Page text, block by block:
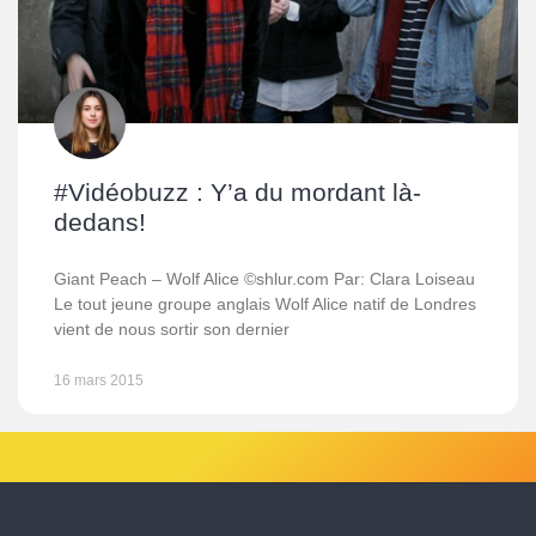
#Vidéobuzz : Y’a du mordant là-
dedans!
Giant Peach – Wolf Alice ©shlur.com Par: Clara Loiseau
Le tout jeune groupe anglais Wolf Alice natif de Londres
vient de nous sortir son dernier
16 mars 2015